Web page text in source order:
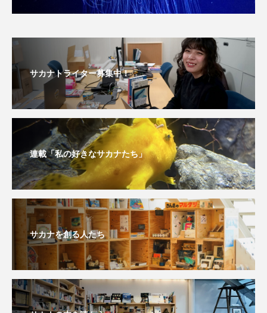
サカナトライター募集中！
連載「私の好きなサカナたち」
サカナを創る人たち